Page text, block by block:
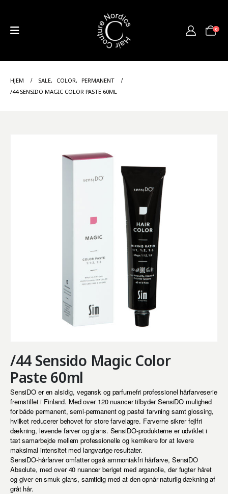
0
HJEM SALE, COLOR, PERMANENT
/44 SENSIDO MAGIC COLOR PASTE 60ML
/44 Sensido Magic Color
Paste 60ml
SensiDO er en alsidig, vegansk og parfumefri professionel hårfarveserie
fremstillet i Finland. Med over 120 nuancer tilbyder SensiDO mulighed
for både permanent, semi-permanent og pastel farvning samt glossing,
hvilket reducerer behovet for store farvelagre. Farverne sikrer fejlfri
dækning, levende farver og glans. SensiDO-produkterne er udviklet i
tæt samarbejde mellem professionelle og kemikere for at levere
maksimal intensitet med langvarige resultater.
SensiDO-hårfarver omfatter også ammoniakfri hårfarve, SensiDO
Absolute, med over 40 nuancer beriget med arganolie, der fugter håret
og giver en smuk glans, samtidig med at den opnår naturlig dækning af
gråt hår.